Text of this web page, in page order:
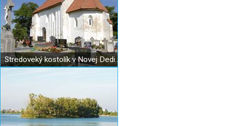
Stredoveký kostolík v Novej Dedinke